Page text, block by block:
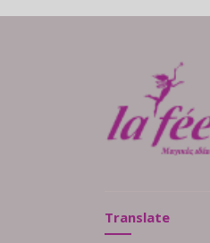
Translate